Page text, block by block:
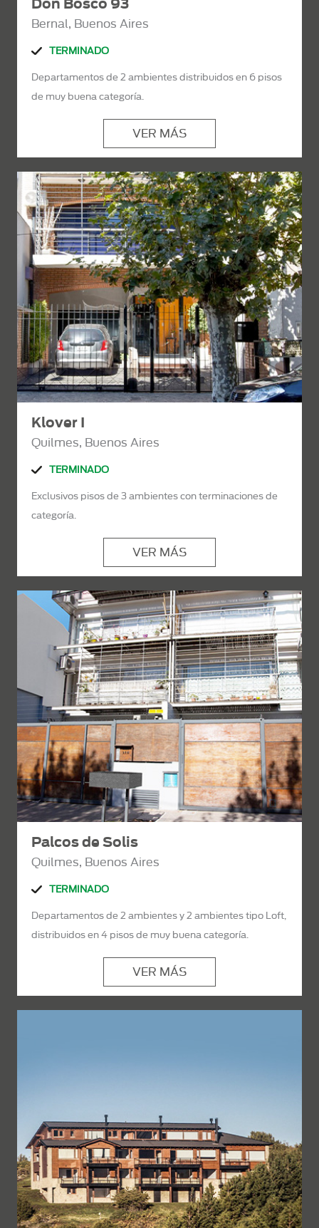
Don Bosco 93
Bernal, Buenos Aires
TERMINADO
Departamentos de 2 ambientes distribuidos en 6 pisos
de muy buena categoría.
VER MÁS
Klover I
Quilmes, Buenos Aires
TERMINADO
Exclusivos pisos de 3 ambientes con terminaciones de
categoría.
VER MÁS
Palcos de Solis
Quilmes, Buenos Aires
TERMINADO
Departamentos de 2 ambientes y 2 ambientes tipo Loft,
distribuidos en 4 pisos de muy buena categoría.
VER MÁS